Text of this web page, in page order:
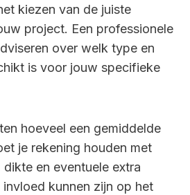
kiezen van de juiste
project. Een professionele
over welk type en
is voor jouw specifieke
hoeveel een gemiddelde
je rekening houden met
en eventuele extra
invloed kunnen zijn op het